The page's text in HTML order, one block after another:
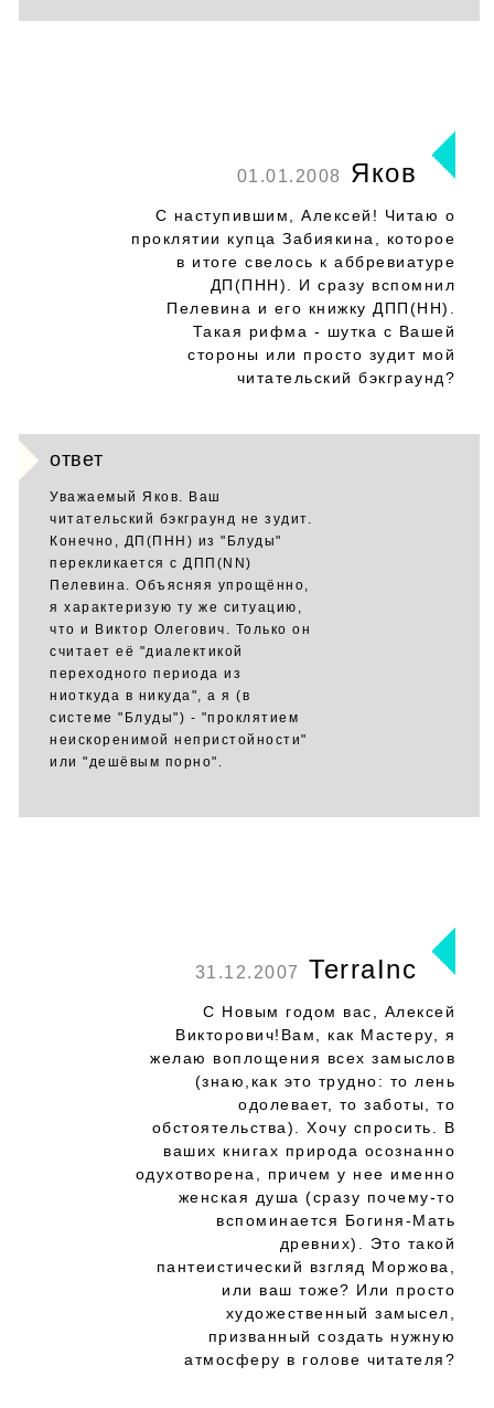
01.01.2008 Яков
С наступившим, Алексей! Читаю о
проклятии купца Забиякина, которое
в итоге свелось к аббревиатуре
ДП(ПНН). И сразу вспомнил
Пелевина и его книжку ДПП(НН).
Такая рифма - шутка с Вашей
стороны или просто зудит мой
читательский бэкграунд?
ответ
Уважаемый Яков. Ваш
читательский бэкграунд не зудит.
Конечно, ДП(ПНН) из "Блуды"
перекликается с ДПП(NN)
Пелевина. Объясняя упрощённо,
я характеризую ту же ситуацию,
что и Виктор Олегович. Только он
считает её "диалектикой
переходного периода из
ниоткуда в никуда", а я (в
системе "Блуды") - "проклятием
неискоренимой непристойности"
или "дешёвым порно".
31.12.2007 TerraInc
С Новым годом вас, Алексей
Викторович!Вам, как Мастеру, я
желаю воплощения всех замыслов
(знаю,как это трудно: то лень
одолевает, то заботы, то
обстоятельства). Хочу спросить. В
ваших книгах природа осознанно
одухотворена, причем у нее именно
женская душа (сразу почему-то
вспоминается Богиня-Мать
древних). Это такой
пантеистический взгляд Моржова,
или ваш тоже? Или просто
художественный замысел,
призванный создать нужную
атмосферу в голове читателя?